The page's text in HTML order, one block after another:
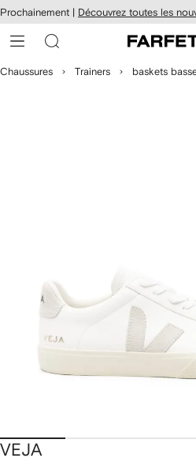
au
principal
Prochainement | Découvrez toutes les
Chaussures Trainers baskets
VEJA